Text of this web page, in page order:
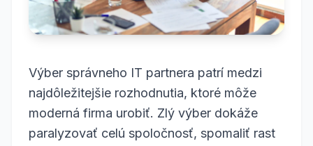
Výber správneho IT partnera patrí medzi
najdôležitejšie rozhodnutia, ktoré môže
moderná firma urobiť. Zlý výber dokáže
paralyzovať celú spoločnosť, spomaliť rast